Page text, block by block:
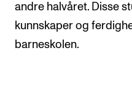
andre halvåret. Disse
kunnskaper og
barneskolen.